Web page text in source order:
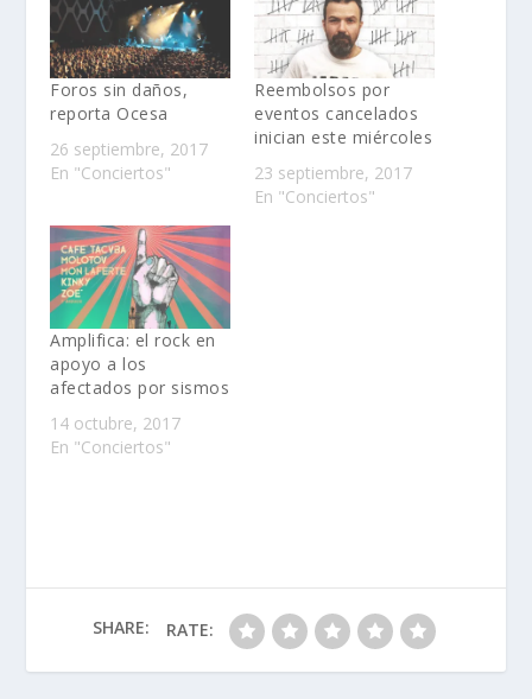
Foros sin daños,
reporta Ocesa
26 septiembre, 2017
En "Conciertos"
Reembolsos por
eventos cancelados
inician este miércoles
23 septiembre, 2017
En "Conciertos"
Amplifica: el rock en
apoyo a los
afectados por sismos
14 octubre, 2017
En "Conciertos"
SHARE: RATE: